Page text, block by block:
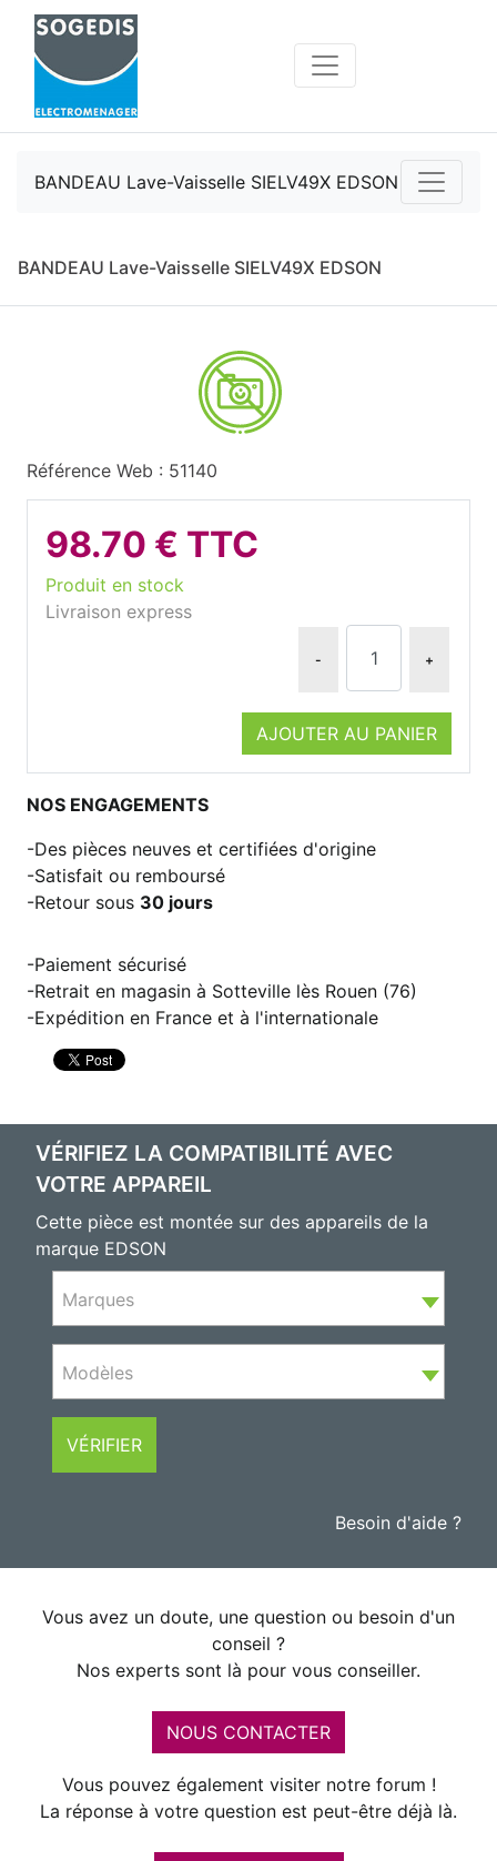
BANDEAU Lave-Vaisselle SIELV49X EDSON
BANDEAU Lave-Vaisselle SIELV49X EDSON
Référence Web : 51140
98.70 € TTC
Produit en stock
Livraison express
- +
AJOUTER AU PANIER
NOS ENGAGEMENTS
Des pièces neuves et certifiées d'origine
Satisfait ou remboursé
Retour sous 30 jours
Paiement sécurisé
Retrait en magasin à Sotteville lès Rouen (76)
Expédition en France et à l'internationale
VÉRIFIEZ LA COMPATIBILITÉ AVEC
VOTRE APPAREIL
Cette pièce est montée sur des appareils de la
marque EDSON
Marques
Modèles
VÉRIFIER
Besoin d'aide ?
Vous avez un doute, une question ou besoin d'un
conseil ?
Nos experts sont là pour vous conseiller.
NOUS CONTACTER
Vous pouvez également visiter notre forum !
La réponse à votre question est peut-être déjà là.